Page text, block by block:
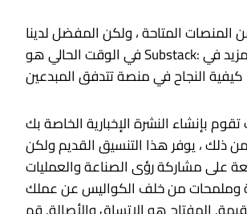
المنصات المتاحة ، ولكن المفضل لدينا
في الوقت الحالي هو Substack: تعرف على المزيد في
بإنشاء النشرة الإخبارية الخاصة بك
ذلك ، يوفر هذا التنسيق القديم ولكن
على مشاركة رؤى الصناعة والعمليات
وملمحات من خلف الكواليس عن عملك